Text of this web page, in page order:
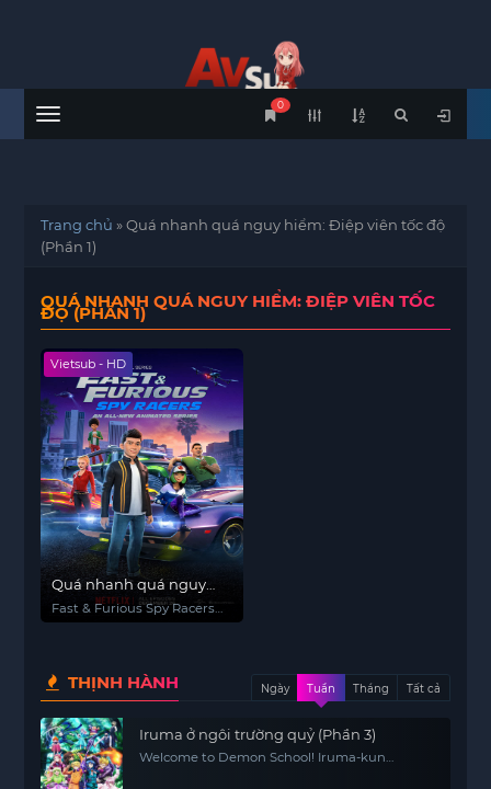
Menu
0
Trang chủ »Quá nhanh quá nguy hiểm: Điệp viên tốc độ
(Phần 1)
QUÁ NHANH QUÁ NGUY HIỂM: ĐIỆP VIÊN TỐC
ĐỘ (PHẦN 1)
Vietsub - HD
Quá nhanh quá nguy
hiểm: Điệp viên tốc độ
(Phần 1)
Fast & Furious Spy Racers
THỊNH HÀNH Ngày Tuần Tháng Tất cả
Iruma ở ngôi trường quỷ (Phần 3)
Welcome to Demon School! Iruma-kun